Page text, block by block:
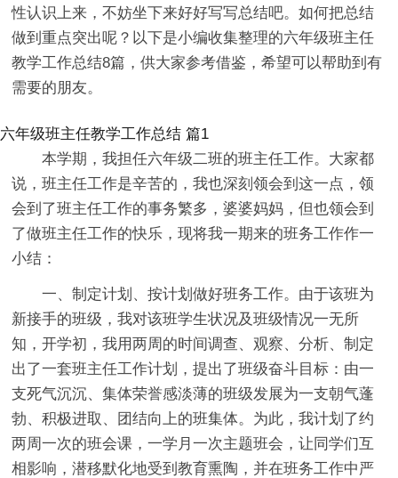
性认识上来，不妨坐下来好好写写总结吧。如何把总结
做到重点突出呢？以下是小编收集整理的六年级班主任
教学工作总结8篇，供大家参考借鉴，希望可以帮助到有
需要的朋友。
六年级班主任教学工作总结 篇1
本学期，我担任六年级二班的班主任工作。大家都
说，班主任工作是辛苦的，我也深刻领会到这一点，领
会到了班主任工作的事务繁多，婆婆妈妈，但也领会到
了做班主任工作的快乐，现将我一期来的班务工作作一
小结：
一、制定计划、按计划做好班务工作。由于该班为
新接手的班级，我对该班学生状况及班级情况一无所
知，开学初，我用两周的时间调查、观察、分析、制定
出了一套班主任工作计划，提出了班级奋斗目标：由一
支死气沉沉、集体荣誉感淡薄的班级发展为一支朝气蓬
勃、积极进取、团结向上的班集体。为此，我计划了约
两周一次的班会课，一学月一次主题班会，让同学们互
相影响，潜移默化地受到教育熏陶，并在班务工作中严